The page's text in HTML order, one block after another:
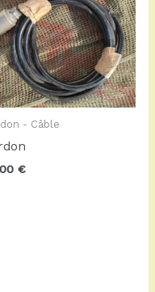
- Câble
€